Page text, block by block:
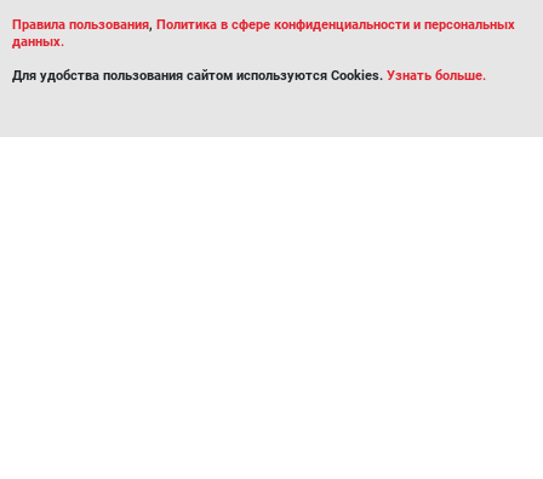
Правила пользования, Политика в сфере конфиденциальности и персональных
данных.
Для удобства пользования сайтом используются Cookies. Узнать больше.